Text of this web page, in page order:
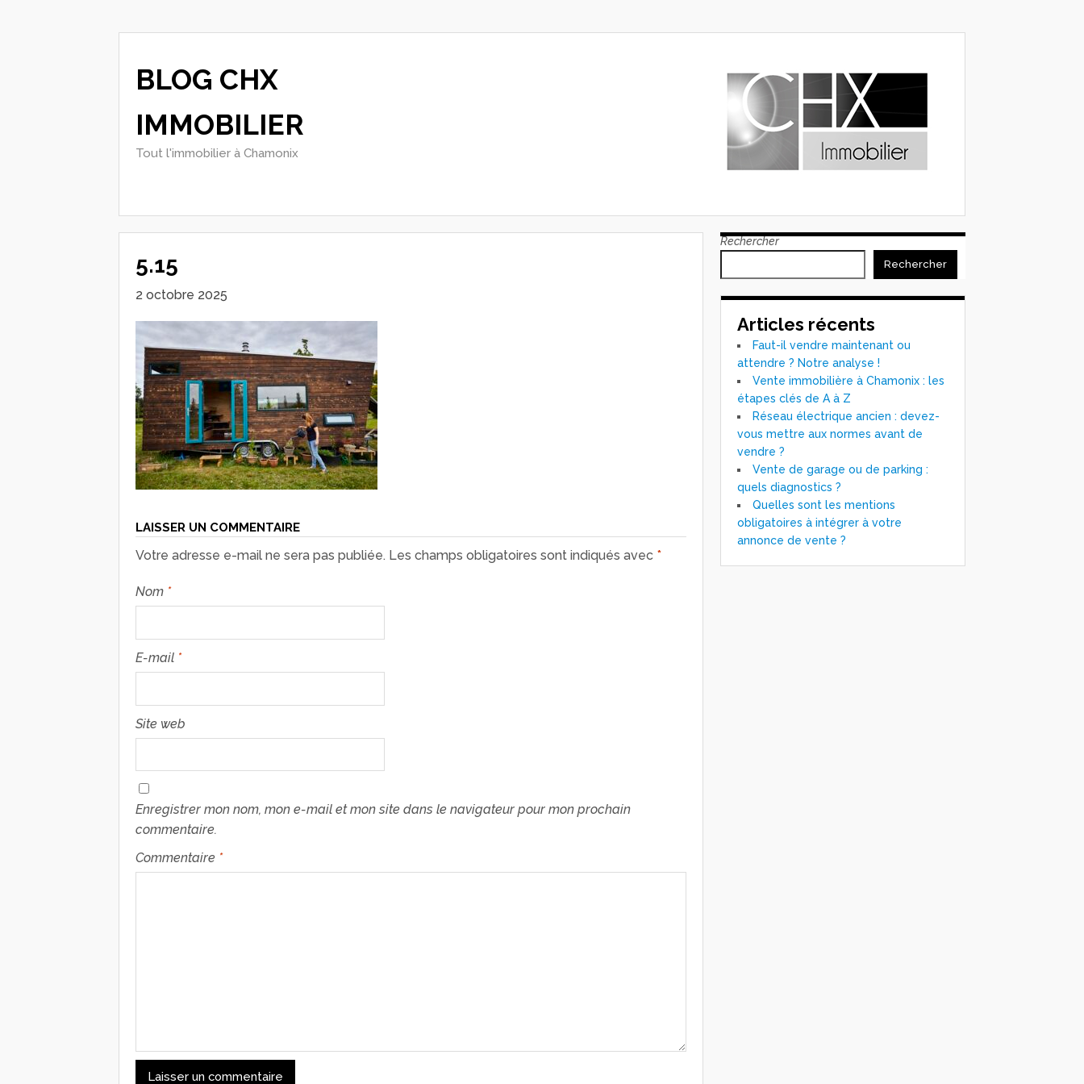
BLOG CHX
IMMOBILIER
Tout l'immobilier à Chamonix
5.15
2 octobre 2025
LAISSER UN COMMENTAIRE
Votre adresse e-mail ne sera pas publiée. Les champs obligatoires sont indiqués avec *
Nom *
E-mail *
Site web
Enregistrer mon nom, mon e-mail et mon site dans le navigateur pour mon prochain
commentaire.
Commentaire *
Rechercher
Rechercher
Articles récents
Faut-il vendre maintenant ou
attendre ? Notre analyse !
Vente immobilière à Chamonix : les
étapes clés de A à Z
Réseau électrique ancien : devez-
vous mettre aux normes avant de
vendre ?
Vente de garage ou de parking :
quels diagnostics ?
Quelles sont les mentions
obligatoires à intégrer à votre
annonce de vente ?